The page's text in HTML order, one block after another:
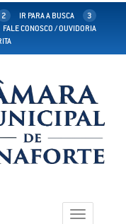
2 IR PARA A BUSCA
3
FALE CONOSCO / OUVIDORIA
Toggle